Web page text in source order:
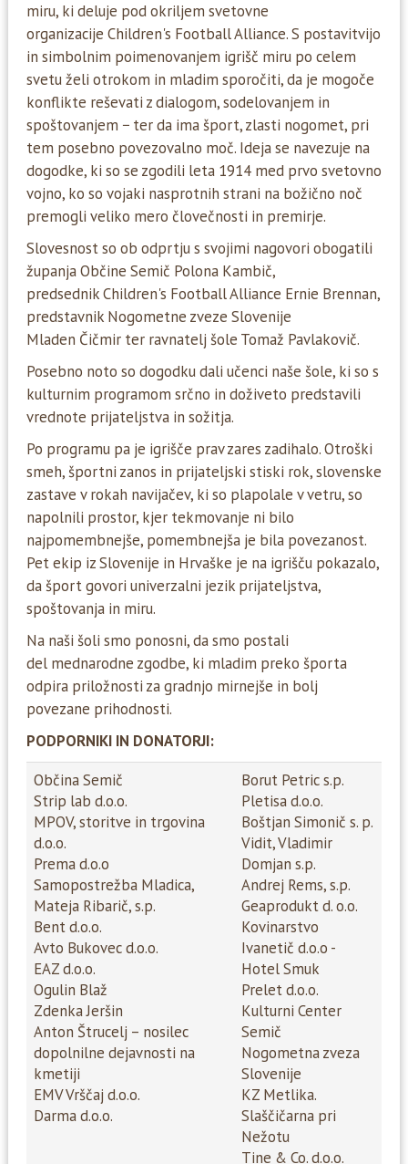
miru, ki deluje pod okriljem svetovne
organizacije Children's Football Alliance.S postavitvijo
in simbolnim poimenovanjem igrišč miru po celem
svetu želi otrokom in mladim sporočiti, da je mogoče
konflikte reševati z dialogom, sodelovanjem in
spoštovanjem − ter da ima šport, zlasti nogomet, pri
tem posebno povezovalno moč. Ideja se navezuje na
dogodke, ki so se zgodili leta 1914 med prvo svetovno
vojno, ko so vojaki nasprotnih strani na božično noč
premogli veliko mero človečnosti in premirje.
Slovesnost so ob odprtju s svojimi nagovori obogatili
županja Občine Semič Polona Kambič,
predsednik Children's Football Alliance Ernie Brennan,
predstavnik Nogometne zveze Slovenije
Mladen Čičmir ter ravnatelj šole Tomaž Pavlakovič.
Posebno noto so dogodku dali učenci naše šole, ki so s
kulturnim programom srčno in doživeto predstavili
vrednote prijateljstva in sožitja.
Po programu pa je igrišče prav zares zadihalo. Otroški
smeh, športni zanos in prijateljski stiski rok, slovenske
zastave v rokah navijačev, ki so plapolale v vetru, so
napolnili prostor, kjer tekmovanje ni bilo
najpomembnejše, pomembnejša je bila povezanost.
Pet ekip iz Slovenije in Hrvaške je na igrišču pokazalo,
da šport govori univerzalni jezik prijateljstva,
spoštovanja in miru.
Na naši šoli smo ponosni, da smo postali
del mednarodne zgodbe, ki mladim preko športa
odpira priložnosti za gradnjo mirnejše in bolj
povezane prihodnosti.
PODPORNIKI IN DONATORJI:
Občina Semič
Strip lab d.o.o.
MPOV, storitve in trgovina
d.o.o.
Prema d.o.o
Samopostrežba Mladica,
Mateja Ribarič, s.p.
Bent d.o.o.
Avto Bukovec d.o.o.
EAZ d.o.o.
Ogulin Blaž
Zdenka Jeršin
Anton Štrucelj – nosilec
dopolnilne dejavnosti na
kmetiji
EMV Vrščaj d.o.o.
Darma d.o.o.
Borut Petric s.p.
Pletisa d.o.o.
Boštjan Simonič s. p.
Vidit, Vladimir
Domjan s.p.
Andrej Rems, s.p.
Geaprodukt d. o.o.
Kovinarstvo
Ivanetič d.o.o -
Hotel Smuk
Prelet d.o.o.
Kulturni Center
Semič
Nogometna zveza
Slovenije
KZ Metlika.
Slaščičarna pri
Nežotu
Tine & Co. d.o.o.